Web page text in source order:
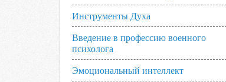
Инструменты Духа
Введение в профессию военного
психолога
Эмоциональный интеллект